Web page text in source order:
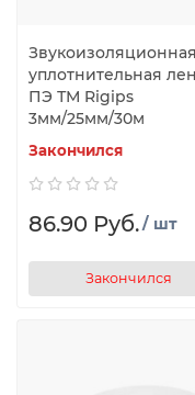
Звукоизоляционная
уплотнительная
ПЭ ТМ Rigips
3мм/25мм/30м
Закончился
86.90 Руб./ шт
Закончился